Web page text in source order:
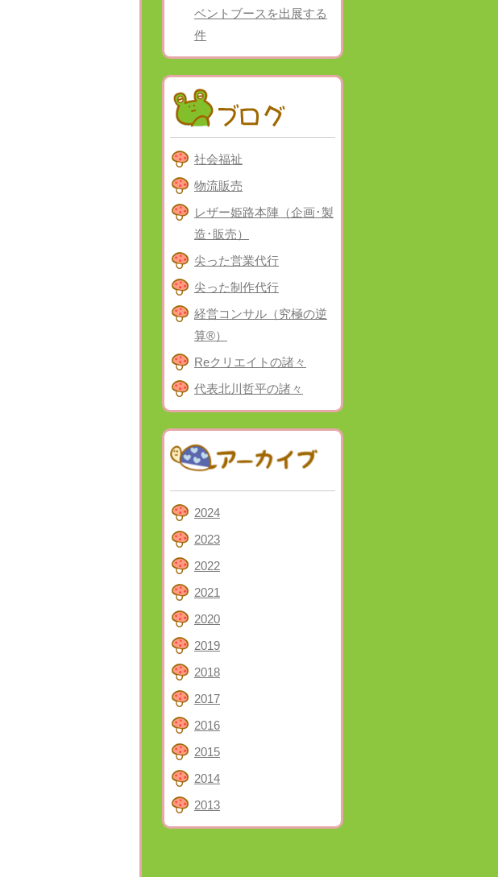
ベントブースを出展する
件
社会福祉
物流販売
レザー姫路本陣（企画･製
造･販売）
尖った営業代行
尖った制作代行
経営コンサル（究極の逆
算®）
Reクリエイトの諸々
代表北川哲平の諸々
2024
2023
2022
2021
2020
2019
2018
2017
2016
2015
2014
2013